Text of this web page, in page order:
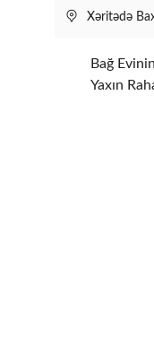
Xəritədə
Bağ
Yaxın